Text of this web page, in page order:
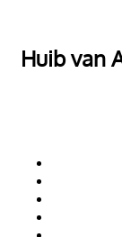
Huib van